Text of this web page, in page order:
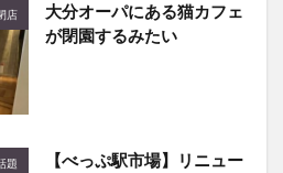
店
大分オーパにある猫カフェ
が閉園するみたい
題
【べっぷ駅市場】リニュー